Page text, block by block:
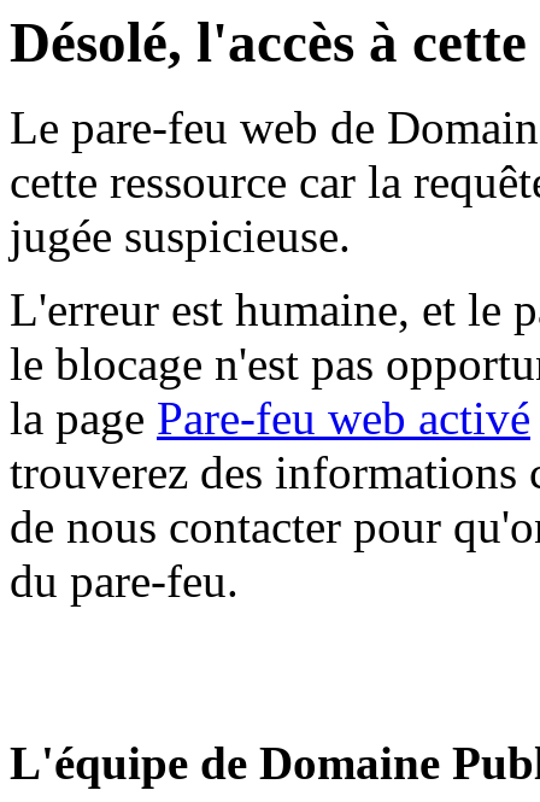
Désolé, l'accès à
Le pare-feu web de
cette ressource car la
jugée suspicieuse.
L'erreur est humaine, et le
le blocage n'est pas
la page Pare-feu web activé
trouverez des informations
de nous contacter pour
du pare-feu.
L'équipe de Domaine